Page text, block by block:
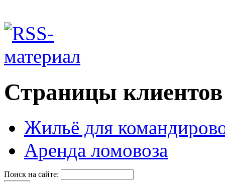
Страницы клиентов
Жильё для
Аренда ломовоза
Поиск на сайте: